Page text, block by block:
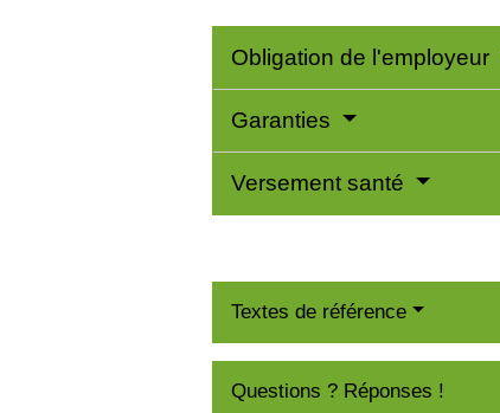
Obligation de l'employeur
Garanties
Versement santé
Textes de référence
Questions ? Réponses !